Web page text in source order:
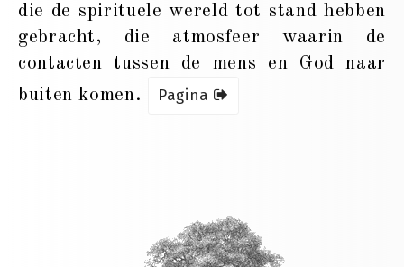
die de spirituele wereld tot stand hebben
gebracht, die atmosfeer waarin de
contacten tussen de mens en God naar
buiten komen.
Pagina